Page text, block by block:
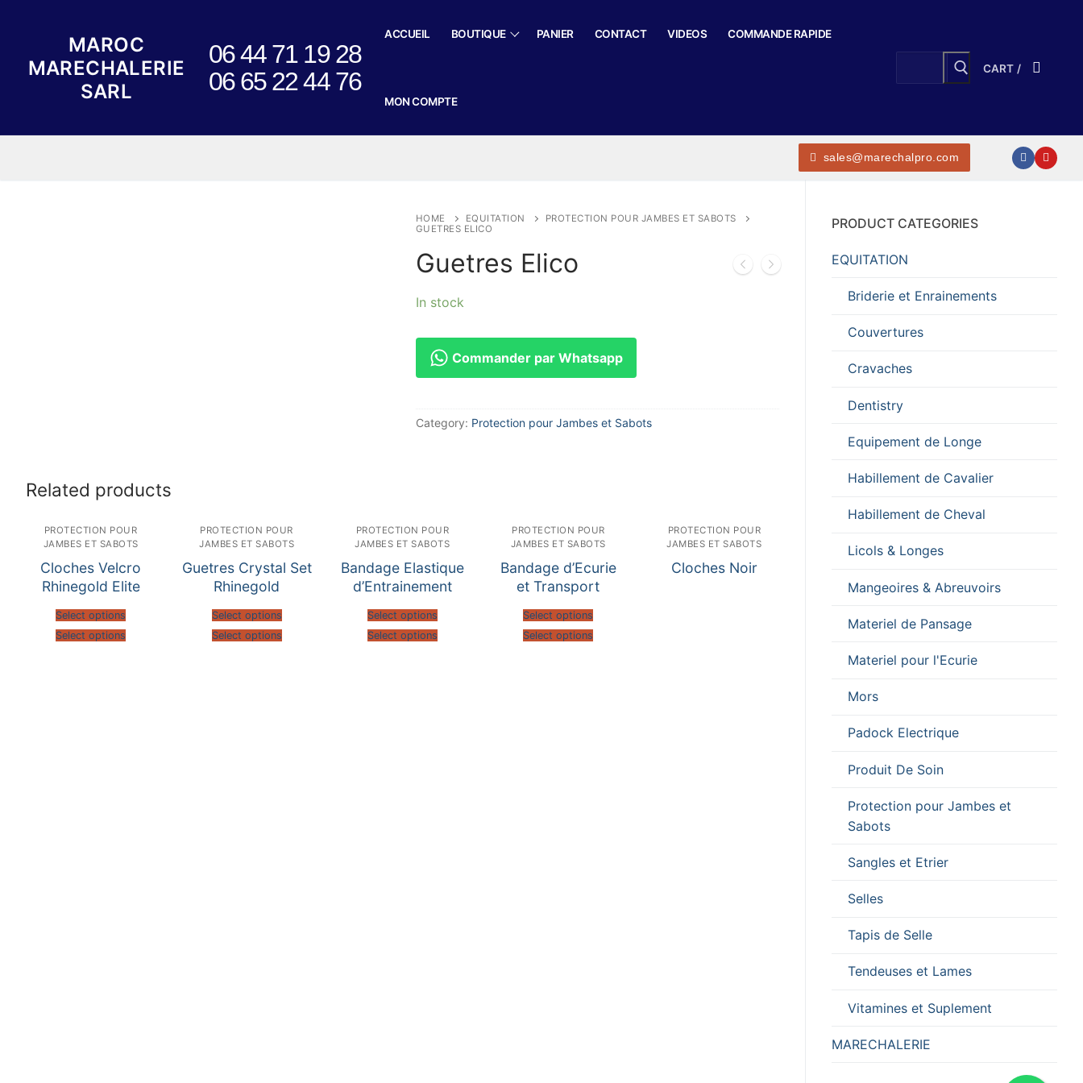
MAROC
MARECHALERIE
SARL
06 44 71 19 28
06 65 22 44 76
ACCUEIL BOUTIQUE PANIER CONTACT VIDEOS COMMANDE RAPIDE
MON COMPTE
Search
for:
CART /
sales@marechalpro.com
HOME EQUITATION
PROTECTION POUR JAMBES ET SABOTS
GUETRES ELICO
Guetres Elico
In stock
Commander par Whatsapp
Category: Protection pour Jambes et Sabots
Related products
PROTECTION POUR
JAMBES ET SABOTS
Cloches Velcro
Rhinegold Elite
Select options
Select options
PROTECTION POUR
JAMBES ET SABOTS
Guetres Crystal Set
Rhinegold
Select options
Select options
PROTECTION POUR
JAMBES ET SABOTS
Bandage Elastique
d’Entrainement
Select options
Select options
PROTECTION POUR
JAMBES ET SABOTS
Bandage d’Ecurie
et Transport
Select options
Select options
PROTECTION POUR
JAMBES ET SABOTS
Cloches Noir
PRODUCT CATEGORIES
EQUITATION
Briderie et Enrainements
Couvertures
Cravaches
Dentistry
Equipement de Longe
Habillement de Cavalier
Habillement de Cheval
Licols & Longes
Mangeoires & Abreuvoirs
Materiel de Pansage
Materiel pour l'Ecurie
Mors
Padock Electrique
Produit De Soin
Protection pour Jambes et
Sabots
Sangles et Etrier
Selles
Tapis de Selle
Tendeuses et Lames
Vitamines et Suplement
MARECHALERIE